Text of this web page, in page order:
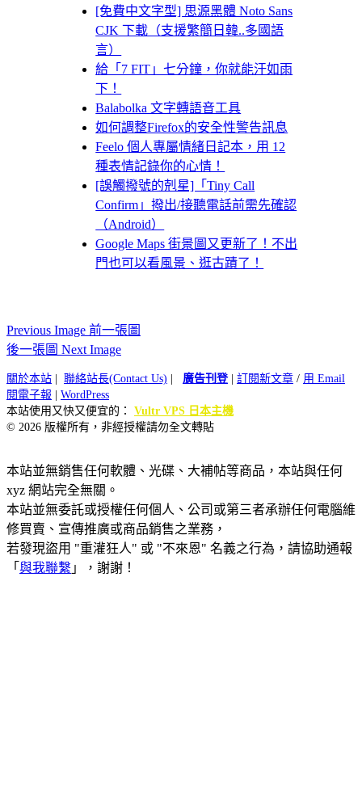
[免費中文字型] 思源黑體 Noto Sans
CJK 下載（支援繁簡日韓..多國語
言）
給「7 FIT」七分鐘，你就能汗如雨
下！
Balabolka 文字轉語音工具
如何調整Firefox的安全性警告訊息
Feelo 個人專屬情緒日記本，用 12
種表情記錄你的心情！
[誤觸撥號的剋星]「Tiny Call
Confirm」撥出/接聽電話前需先確認
（Android）
Google Maps 街景圖又更新了！不出
門也可以看風景、逛古蹟了！
Previous Image 前一張圖
後一張圖 Next Image
關於本站 聯絡站長(Contact Us) 廣告刊登| 訂閱新文章 / 用 Email
閱電子報
WordPress
本站使用又快又便宜的： Vultr VPS 日本主機
© 2026 版權所有，非經授權請勿全文轉貼
本站並無銷售任何軟體、光碟、大補帖等商品，本站與任何
xyz 網站完全無關。
本站並無委託或授權任何個人、公司或第三者承辦任何電腦維
修買賣、宣傳推廣或商品銷售之業務，
若發現盜用 "重灌狂人" 或 "不來恩" 名義之行為，請協助通報
「 與我聯繫 」，謝謝！